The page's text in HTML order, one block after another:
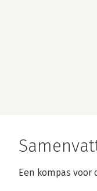
Een kompas